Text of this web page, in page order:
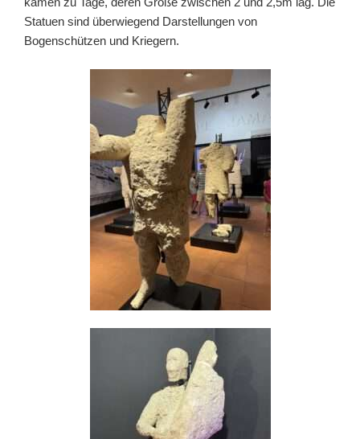
Statuen sind überwiegend Darstellungen von
Bogenschützen und Kriegern.